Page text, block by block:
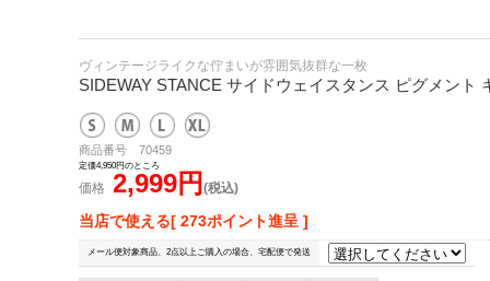
ヴィンテージライクな佇まいが雰囲気抜群な一枚
SIDEWAY STANCE サイドウェイスタンス ピグメント
商品番号 70459
定価4,950円のところ
価格 2,999円 (税込)
当店で使える[ 273ポイント進呈 ]
メール便対象商品、2点以上ご購入の場合、宅配便で発送